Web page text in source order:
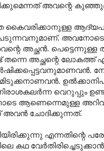
അവന്റെ
കൈവരിക്കാനുള്ള
അച്ഛൻ.
തന്നെ അച്ഛന്റെ
മിടുക്കനാണവൻ.
വെറുപ്പും
ആണെന്നെമുള്ള
അവൻ ചോദിക്കുന്നത്.
എന്നതിന്റെ
കഥ